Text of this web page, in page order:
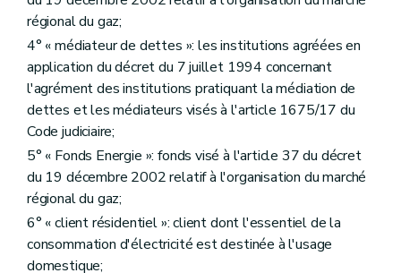
Art. 17
Art. 18
Art. 19
Art. 20
Art. 21
Art.21bis
Art. 22
Art.22
Section 2 En matière de protection de l'environnement
Art. 23
Art. 24
Art.24
Art.24ter
Art.24quater
Art.
régional du gaz;
4° « médiateur de dettes »: les institutions agréées en
application du décret du 7 juillet 1994 concernant
l'agrément des institutions pratiquant la médiation de
dettes et les médiateurs visés à l'article 1675/17 du
Code judiciaire;
5° « Fonds Energie »: fonds visé à l'article 37 du décret
du 19 décembre 2002 relatif à l'organisation du marché
régional du gaz;
6° « client résidentiel »: client dont l'essentiel de la
consommation d'électricité est destinée à l'usage
domestique;